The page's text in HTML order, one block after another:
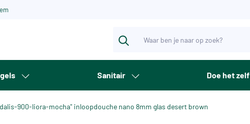
Sanitair Doe het zelf
900-liora-mocha" inloopdouche nano 8mm glas desert brown